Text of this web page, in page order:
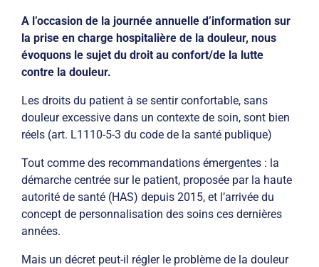
A l’occasion de la journée annuelle d’information sur
la prise en charge hospitalière de la douleur, nous
évoquons le sujet du droit au confort/de la lutte
contre la douleur.
Les droits du patient à se sentir confortable, sans
douleur excessive dans un contexte de soin, sont bien
réels (art. L1110-5-3 du code de la santé publique)
Tout comme des recommandations émergentes : la
démarche centrée sur le patient, proposée par la haute
autorité de santé (HAS) depuis 2015, et l’arrivée du
concept de personnalisation des soins ces dernières
années.
Mais un décret peut-il régler le problème de la douleur